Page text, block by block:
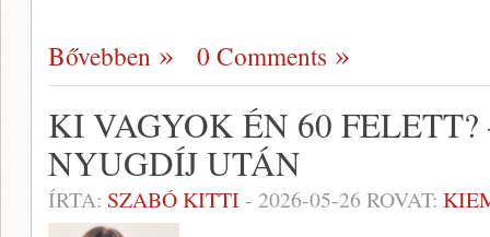
Bővebben 0 Comments
KI VAGYOK ÉN 60
NYUGDÍJ UTÁN
ÍRTA: SZABÓ KITTI - 2026-05-26 ROVAT: